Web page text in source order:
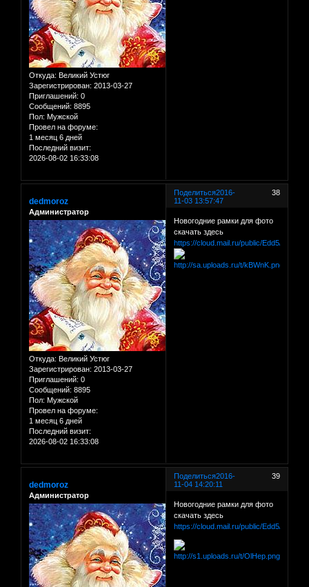
Откуда: Великий Устюг
Зарегистрирован: 2013-03-27
Приглашений: 0
Сообщений: 8895
Пол: Мужской
Провел на форуме:
1 месяц 6 дней
Последний визит:
2026-08-02 16:33:08
Поделиться 38
2016-
11-03 13:57:47
dedmoroz
Администратор
Откуда: Великий Устюг
Зарегистрирован: 2013-03-27
Приглашений: 0
Сообщений: 8895
Пол: Мужской
Провел на форуме:
1 месяц 6 дней
Последний визит:
2026-08-02 16:33:08
Новогодние рамки для фото
скачать здесь
https://cloud.mail.ru/public/Edd5/
Поделиться 39
2016-
11-04 14:20:11
dedmoroz
Администратор
Новогодние рамки для фото
скачать здесь
https://cloud.mail.ru/public/Edd5/